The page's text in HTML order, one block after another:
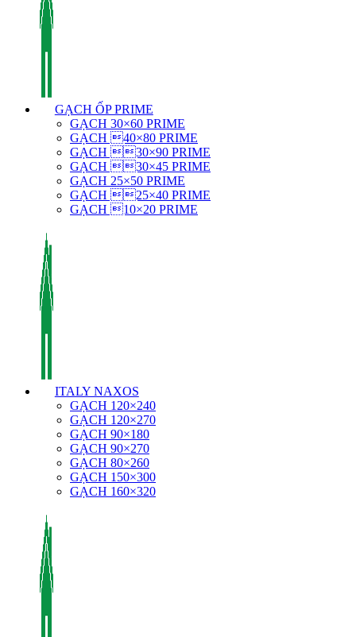
GẠCH ỐP PRIME
GẠCH 30×60 PRIME
GẠCH 40×80 PRIME
GẠCH 30×90 PRIME
GẠCH 30×45 PRIME
GẠCH 25×50 PRIME
GẠCH 25×40 PRIME
GẠCH 10×20 PRIME
ITALY NAXOS
GẠCH 120×240
GẠCH 120×270
GẠCH 90×180
GẠCH 90×270
GẠCH 80×260
GẠCH 150×300
GẠCH 160×320